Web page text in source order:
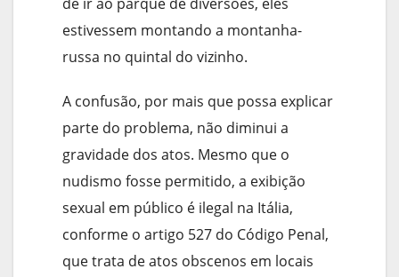
de ir ao parque de diversões, eles
estivessem montando a montanha-
russa no quintal do vizinho.
A confusão, por mais que possa explicar
parte do problema, não diminui a
gravidade dos atos. Mesmo que o
nudismo fosse permitido, a exibição
sexual em público é ilegal na Itália,
conforme o artigo 527 do Código Penal,
que trata de atos obscenos em locais